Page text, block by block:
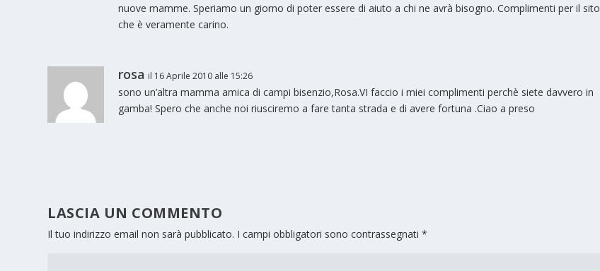
nuove mamme. Speriamo un giorno di poter essere di aiuto a chi ne avrà bisogno. Complimenti per il sito
che è veramente carino.
rosa il 16 Aprile 2010 alle 15:26
sono un’altra mamma amica di campi bisenzio,Rosa.VI faccio i miei complimenti perchè siete davvero in
gamba! Spero che anche noi riusciremo a fare tanta strada e di avere fortuna .Ciao a preso
LASCIA UN COMMENTO
Il tuo indirizzo email non sarà pubblicato. I campi obbligatori sono contrassegnati*